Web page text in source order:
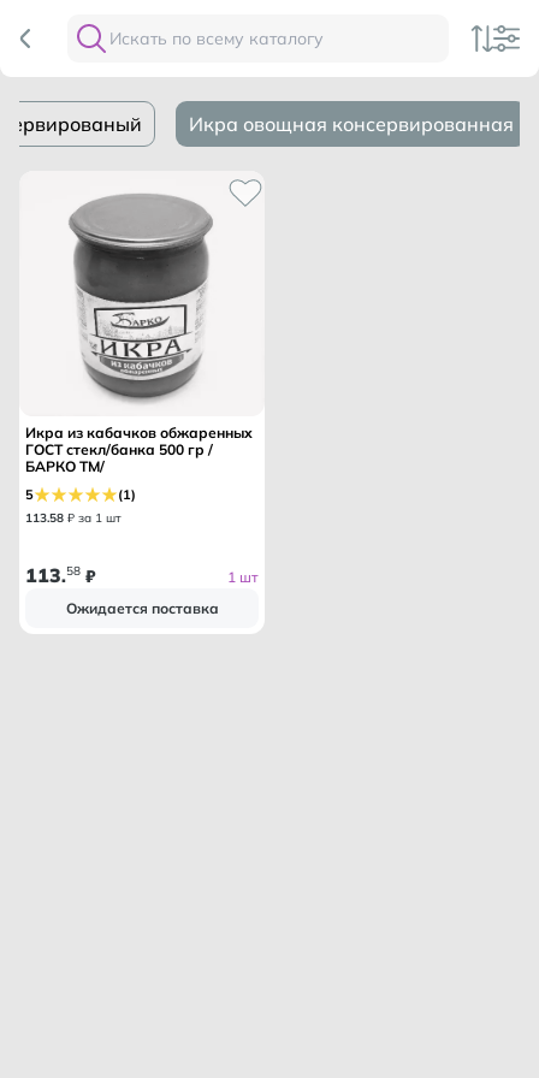
Икра овощная консервированная
Икра из кабачков обжаренных
ГОСТ стекл/банка 500 гр /
БАРКО ТМ/
5 (1)
113.58 ₽ за 1 шт
113.58 ₽
1 шт
Ожидается поставка